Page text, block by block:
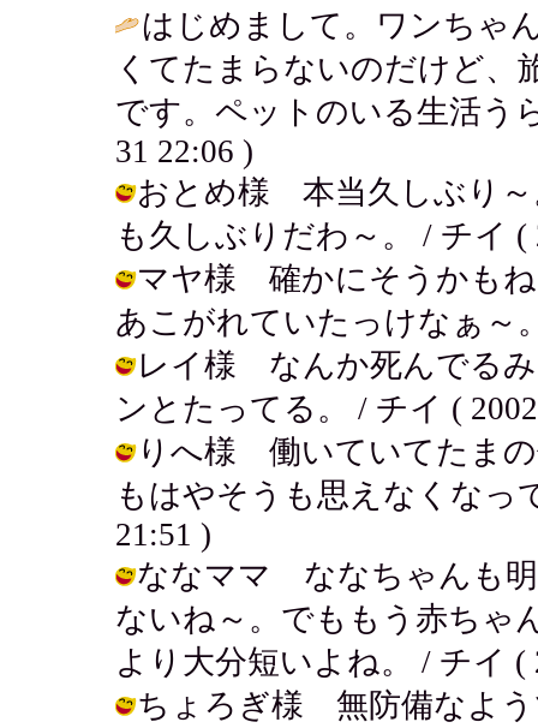
はじめまして。ワンちゃ
くてたまらないのだけど、
です。ペットのいる生活う
31 22:06 )
おとめ様 本当久しぶり～
も久しぶりだわ～。 / チイ (
マヤ様 確かにそうかもね
あこがれていたっけなぁ～
レイ様 なんか死んでる
ンとたってる。 / チイ (
りへ様 働いていてたま
もはやそうも思えなくなっ
21:51 )
ななママ ななちゃんも
ないね～。でももう赤ちゃ
より大分短いよね。 / チイ (
ちょろぎ様 無防備なよう